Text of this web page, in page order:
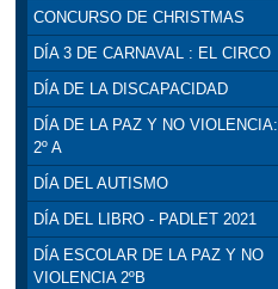
CONCURSO DE CHRISTMAS
DÍA 3 DE CARNAVAL : EL CIRCO
DÍA DE LA DISCAPACIDAD
DÍA DE LA PAZ Y NO VIOLENCIA:
2º A
DÍA DEL AUTISMO
DÍA DEL LIBRO - PADLET 2021
DÍA ESCOLAR DE LA PAZ Y NO
VIOLENCIA 2ºB